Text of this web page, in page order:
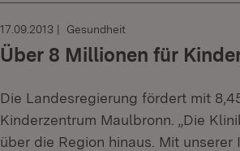
17.09.2013 Gesundheit
Über 8 Millionen für
Die Landesregierung fördert mit
Kinderzentrum Maulbronn. „Die
über die Region hinaus. Mit